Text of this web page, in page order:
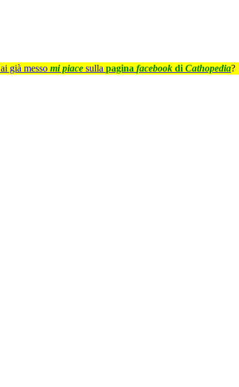
già messo mi piace sulla pagina facebook di Cathopedia?